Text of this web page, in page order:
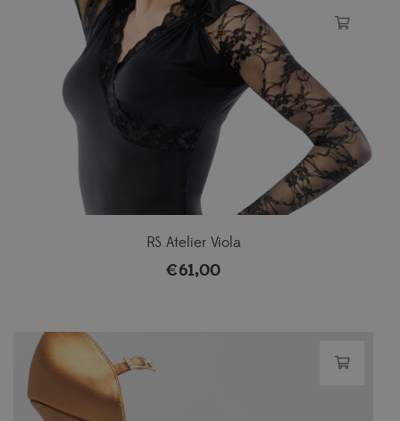
RS Atelier Viola
€61,00